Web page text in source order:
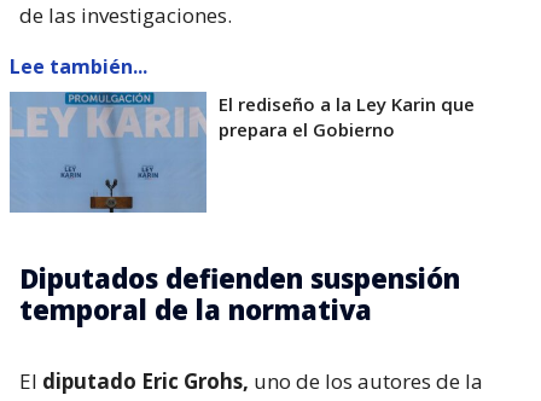
de las investigaciones.
Lee también...
El rediseño a la Ley Karin que
prepara el Gobierno
Diputados defienden suspensión
temporal de la normativa
El diputado Eric Grohs, uno de los autores de la